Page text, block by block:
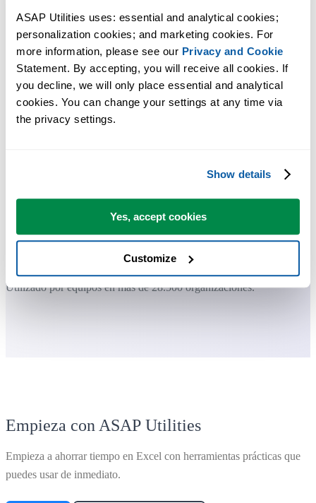
ASAP Utilities uses: essential and analytical cookies;
personalization cookies; and marketing cookies. For
more information, please see our Privacy and Cookie
Statement. By accepting, you will receive all cookies. If
you decline, we will only place essential and analytical
cookies. You can change your settings at any time via
the privacy settings.
Show details
Yes, accept cookies
Customize
Herramientas prácticas que muchos usuarios desearían tener en Excel.
Ahorra tiempo en Excel. Así de fácil.
ASAP Utilities te ayuda a ahorrar tiempo y a hacer cosas que Excel
por sí solo no puede hacer.
Puede empezar de inmediato. No se necesita formación.
La mayoría de los usuarios empiezan con unas pocas herramientas.
Muchos terminan usando ASAP Utilities a diario.
Utilizado por equipos en más de 28.500 organizaciones.
Empieza con ASAP Utilities
Empieza a ahorrar tiempo en Excel con herramientas prácticas que
puedes usar de inmediato.